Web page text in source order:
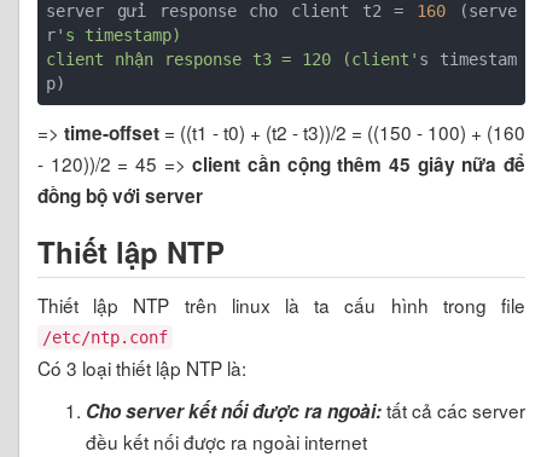
server gửi response cho client t2 = 160 (serve
r's timestamp)
client nhận response t3 = 120 (client' s timestam
=> time-offset = ((t1 - t0) + (t2 - t3))/2 = ((150 - 100) + (160
- 120))/2 = 45 =>client cần cộng thêm 45 giây nữa để
đồng bộ với server
Thiết lập NTP
Thiết lập NTP trên linux là ta cấu hình trong file
/etc/ntp.conf
Có 3 loại thiết lập NTP là:
Cho server kết nối được ra ngoài:tất cả các server
đều kết nối được ra ngoài internet